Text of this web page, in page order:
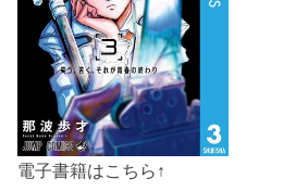
電子書籍はこちら↑